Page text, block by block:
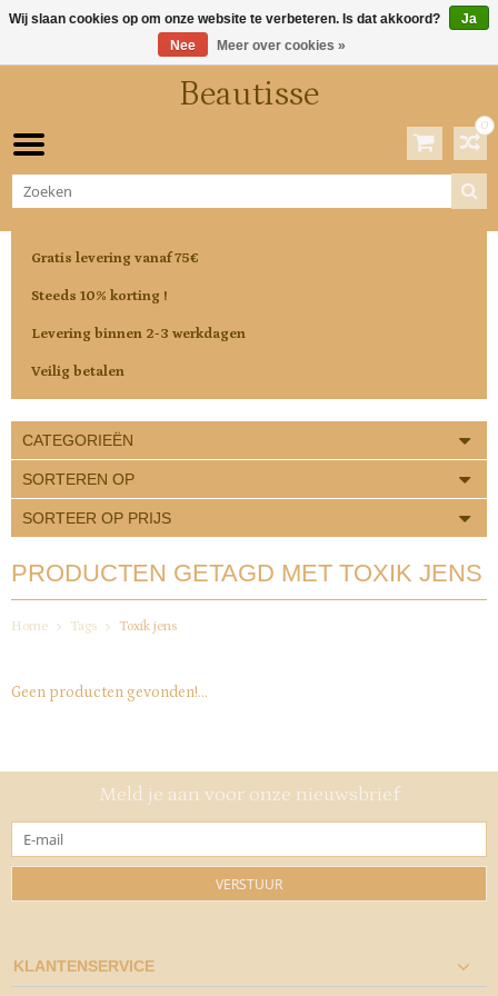
Beautisse
0
Gratis levering vanaf 75€
Steeds 10% korting !
Levering binnen 2-3 werkdagen
Veilig betalen
CATEGORIEËN
SORTEREN OP
SORTEER OP PRIJS
PRODUCTEN GETAGD MET TOXIK JENS
Home Tags Toxik jens
Geen producten gevonden!...
Meld je aan voor onze nieuwsbrief
VERSTUUR
KLANTENSERVICE
Wij slaan cookies op om onze website te verbeteren. Is dat akkoord?
Ja
Nee
Meer over cookies »